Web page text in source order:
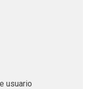
usuario